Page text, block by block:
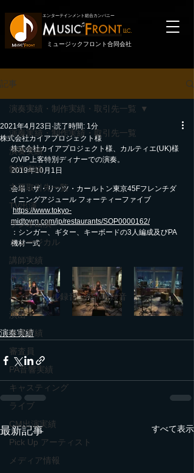
エンターテインメント総合カンパニー
LLC.
ミュージックフロント合同会社
記事
演奏実績・制作実績・取引先一覧
演奏実績
制作実績
主要取引先一覧
TV出演
ラジオ出演
ミュージカル
講師実績
イベント
バイノーラル録音・ASMR録音
演出
出演実績
審査員
PA音響実績
キャスティング
ライブ
CM出演実績
Pick Up アーティスト
メディア情報
演奏実績・制作実績・取引先一覧
株式会社カイアプロジェクト様
2021年4月23日 読了時間: 1分
株式会社カイアプロジェクト様、カルティエ(UK)様
のVIP上客特別ディナーでの演奏。
2019年10月1日
会場：ザ・リッツ・カールトン東京45Fフレンチダ
イニングアジュール フォーティーファイブ
https://www.tokyo-
midtown.com/jp/restaurants/SOP0000162/
：シンガー、ギター、キーボードの3人編成及びPA
機材一式
演奏実績
最新記事 すべて表示